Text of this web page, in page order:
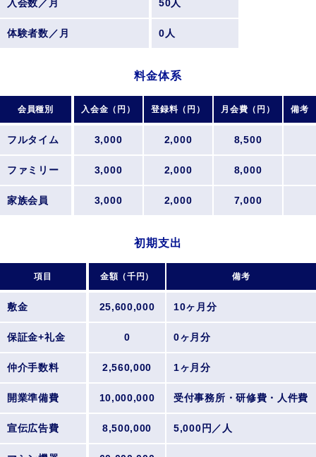
入会数／月 50人
体験者数／月 0人
料金体系
会員種別 入会金（円） 登録料（円） 月会費（円） 備考
フルタイム 3,000 2,000 8,500
ファミリー 3,000 2,000 8,000
家族会員 3,000 2,000 7,000
初期支出
項目 金額（千円） 備考
敷金 25,600,000 10ヶ月分
保証金+礼金 0 0ヶ月分
仲介手数料 2,560,000 1ヶ月分
開業準備費 10,000,000 受付事務所・研修費・人件費
宣伝広告費 8,500,000 5,000円／人